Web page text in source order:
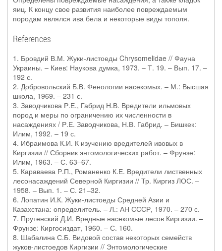
яиц. К концу свое развития наиболее повреждаемым
породам являлся ива бела и некоторые виды тополя.
References
1. Бровдий В.М. Жуки-листоеды Chrysomelidae // Фауна
Украины. – Киев: Наукова думка, 1973. – Т. 19. – Вып. 17. –
192 с.
2. Добровольский Б.В. Фенологии насекомых. – М.: Высшая
школа, 1969. – 231 с.
3. Заводчикова Р.Е., Габрид Н.В. Вредители ильмовых
пород и меры по ограничению их численности в
насаждениях / Р.Е. Заводчикова, Н.В. Габрид. – Бишкек:
Илим, 1992. – 19 с.
4. Ибраимова К.И. К изучению вредителей ивовых в
Киргизии // Сборник энтомологических работ. – Фрунзе:
Илим, 1963. – С. 63–67.
5. Караваева Р.П., Романенко К.Е. Вредители лиственных
лесонасаждений Северной Киргизии // Тр. Киргиз ЛОС. –
1958. – Вып. 1. – С. 21–32.
6. Лопатин И.К. Жуки-листоеды Средней Азии и
Казахстана: определитель. – Л.: АН СССР, 1970. – 270 с.
7. Прутенский Д.И. Вредные насекомые лесов Киргизии. –
Фрунзе: Киргосиздат, 1960. – С. 160.
8. Шабалина С.Б. Видовой состав некоторых семейств
жуков-листоедов Киргизии // Энтомологические